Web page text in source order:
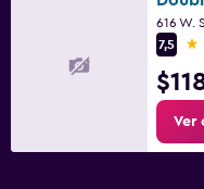
616 W.
7,5
4
Ver